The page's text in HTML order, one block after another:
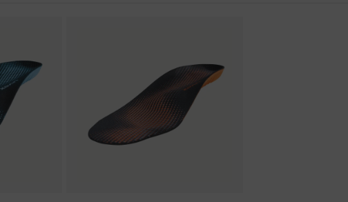
Aufladung (ESD) mit einem Ableitwiderstand kleiner 100